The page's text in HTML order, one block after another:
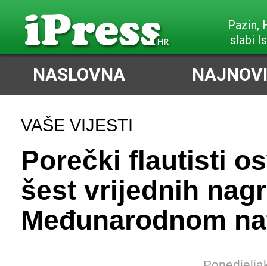
Pazin,
slabi
NASLOVNA
VAŠE VIJESTI
Porečki flautisti
šest vrijednih
Međunarodnom